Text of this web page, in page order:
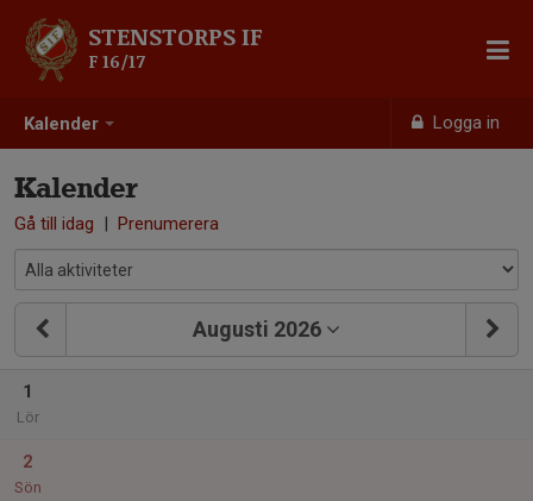
Kalender Logga in
STENSTORPS IF
F 16/17
Kalender
Gå till idag | Prenumerera
Augusti 2026
1
Lör
2
Sön